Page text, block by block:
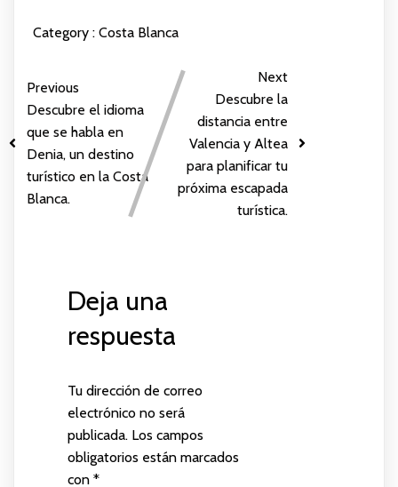
Category : Costa Blanca
Previous
Descubre el idioma
que se habla en
Denia, un destino
turístico en la Costa
Blanca.
Next
Descubre la
distancia entre
Valencia y Altea
para planificar tu
próxima escapada
turística.
Deja una
respuesta
Tu dirección de correo
electrónico no será
publicada. Los campos
obligatorios están marcados
con *